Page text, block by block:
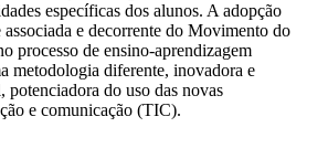
específicas dos alunos. A adopção
e decorrente do Movimento do
processo de ensino-aprendizagem
metodologia diferente, inovadora e
potenciadora do uso das novas
e comunicação (TIC).